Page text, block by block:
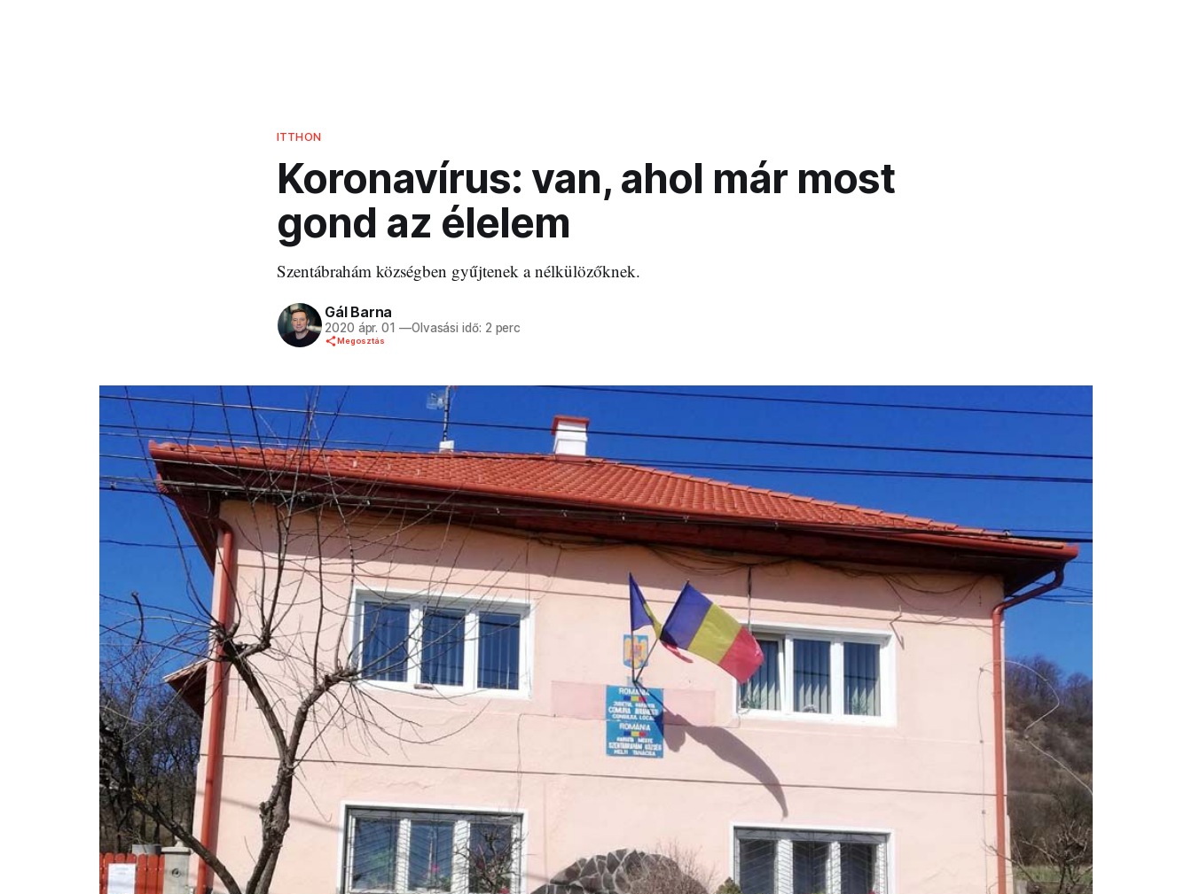
ITTHON
Koronavírus: van, ahol már most
gond az élelem
Szentábrahám községben gyűjtenek a nélkülözőknek.
Gál Barna
2020 ápr. 01 —Olvasási idő: 2 perc
Megosztás